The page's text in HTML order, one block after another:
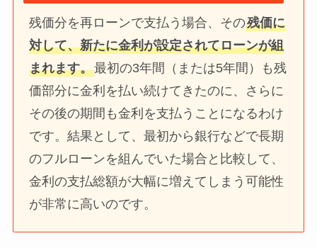
残価分を再ローンで支払う場合、その残価に
対して、新たに金利が設定されてローンが組
まれます。最初の3年間（または5年間）も残
価部分に金利を払い続けてきたのに、さらに
その後の期間も金利を支払うことになるわけ
です。結果として、最初から銀行などで長期
のフルローンを組んでいた場合と比較して、
金利の支払総額が大幅に増えてしまう可能性
が非常に高いのです。